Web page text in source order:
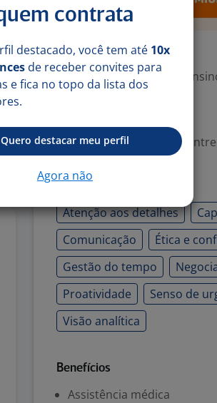
Exigências
Escolaridade Mínima:
Experiência desejada:
Habilidades
Atenção aos detalhes
Comunicação
Ética e
Gestão do tempo
Proatividade
Senso de
Visão analítica
Benefícios
Assistência médica
contrata
destacado, você tem até 10x
de receber convites para
e fica no topo da lista dos
Quero destacar meu perfil
Agora não